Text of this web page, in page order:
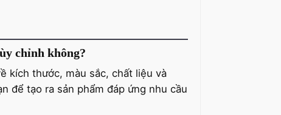
chỉnh không?
kích thước, màu sắc, chất liệu và
để tạo ra sản phẩm đáp ứng nhu cầu